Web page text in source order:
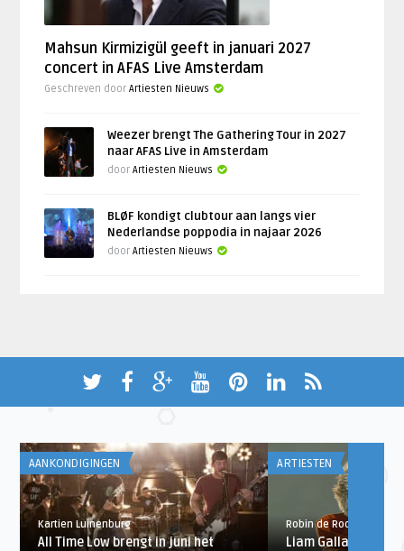
Mahsun Kirmizigül geeft in januari 2027
concert in AFAS Live Amsterdam
Geschreven doorArtiesten Nieuws
Weezer brengt The Gathering Tour in 2027
naar AFAS Live in Amsterdam
doorArtiesten Nieuws
BLØF kondigt clubtour aan langs vier
Nederlandse poppodia in najaar 2026
doorArtiesten Nieuws
AANKONDIGINGEN
Kartien Luinenburg
All Time Low brengt in juni het
ARTIESTEN
Robin de Roode
Liam Gallagher